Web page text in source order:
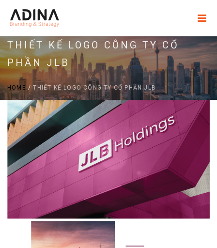
THIẾT KẾ LOGO CÔNG TY CỔ
PHẦN JLB
HOME /THIẾT KẾ LOGO CÔNG TY CỔ PHẦN JLB